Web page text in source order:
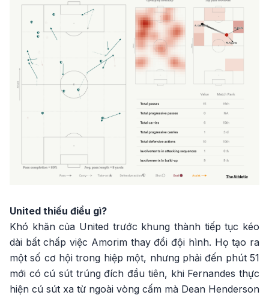
United thiếu điều gì?
Khó khăn của United trước khung thành tiếp tục kéo
dài bất chấp việc Amorim thay đổi đội hình. Họ tạo ra
một số cơ hội trong hiệp một, nhưng phải đến phút 51
mới có cú sút trúng đích đầu tiên, khi Fernandes thực
hiện cú sút xa từ ngoài vòng cấm mà Dean Henderson